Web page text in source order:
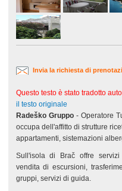
Invia la richiesta di
Questo testo è stato tradotto
il testo originale
Radeško Gruppo- Operatore
occupa dell'affitto di strutture
appartamenti, sistemazioni
Sull'isola di Brač offre servizi
vendita di escursioni,
gruppi, servizi di guida.